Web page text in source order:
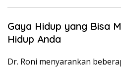
Gaya Hidup yang Bisa
Hidup Anda
Dr. Roni menyarankan